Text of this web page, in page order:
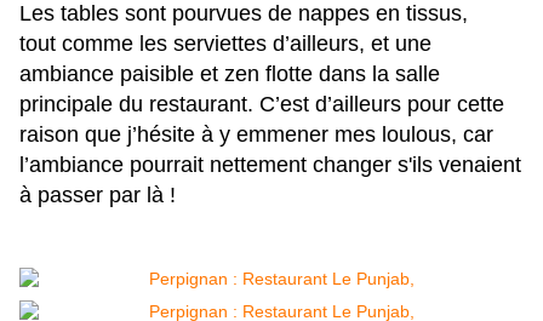
Les tables sont pourvues de nappes en tissus,
tout comme les serviettes d’ailleurs, et une
ambiance paisible et zen flotte dans la salle
principale du restaurant. C’est d’ailleurs pour cette
raison que j’hésite à y emmener mes loulous, car
l’ambiance pourrait nettement changer s'ils venaient
à passer par là !